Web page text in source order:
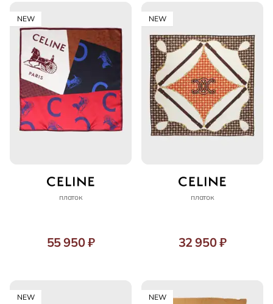
NEW
платок
55 950 ₽
NEW
платок
32 950 ₽
NEW NEW